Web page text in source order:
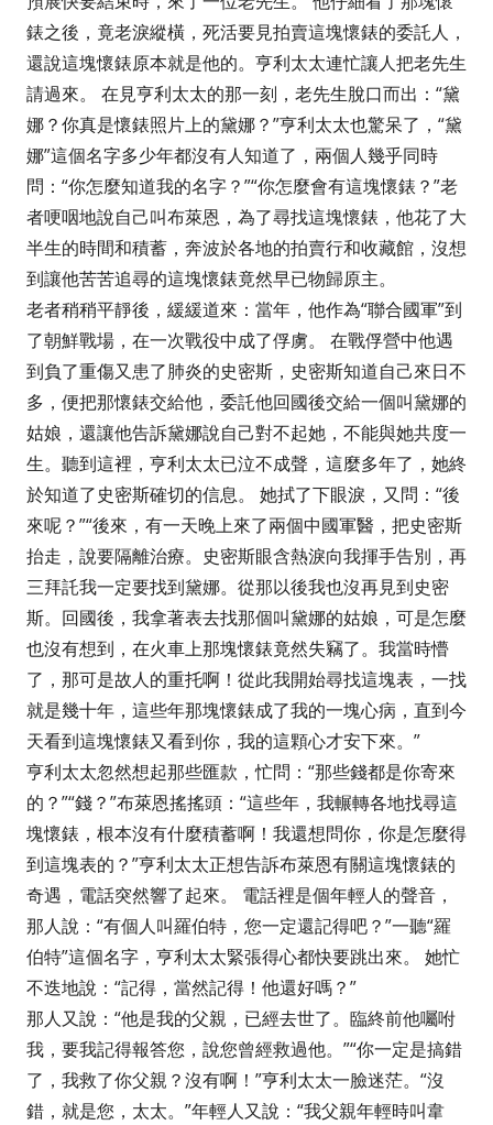
錶之後，竟老淚縱橫，死活要見拍賣這塊懷錶的委託人，
還說這塊懷錶原本就是他的。亨利太太連忙讓人把老先生
請過來。 在見亨利太太的那一刻，老先生脫口而出：“黛
娜？你真是懷錶照片上的黛娜？”亨利太太也驚呆了，“黛
娜”這個名字多少年都沒有人知道了，兩個人幾乎同時
問：“你怎麼知道我的名字？”“你怎麼會有這塊懷錶？”老
者哽咽地說自己叫布萊恩，為了尋找這塊懷錶，他花了大
半生的時間和積蓄，奔波於各地的拍賣行和收藏館，沒想
到讓他苦苦追尋的這塊懷錶竟然早已物歸原主。
老者稍稍平靜後，緩緩道來：當年，他作為“聯合國軍”到
了朝鮮戰場，在一次戰役中成了俘虜。 在戰俘營中他遇
到負了重傷又患了肺炎的史密斯，史密斯知道自己來日不
多，便把那懷錶交給他，委託他回國後交給一個叫黛娜的
姑娘，還讓他告訴黛娜說自己對不起她，不能與她共度一
生。聽到這裡，亨利太太已泣不成聲，這麼多年了，她終
於知道了史密斯確切的信息。 她拭了下眼淚，又問：“後
來呢？”“後來，有一天晚上來了兩個中國軍醫，把史密斯
抬走，說要隔離治療。史密斯眼含熱淚向我揮手告別，再
三拜託我一定要找到黛娜。從那以後我也沒再見到史密
斯。回國後，我拿著表去找那個叫黛娜的姑娘，可是怎麼
也沒有想到，在火車上那塊懷錶竟然失竊了。我當時懵
了，那可是故人的重托啊！從此我開始尋找這塊表，一找
就是幾十年，這些年那塊懷錶成了我的一塊心病，直到今
天看到這塊懷錶又看到你，我的這顆心才安下來。”
亨利太太忽然想起那些匯款，忙問：“那些錢都是你寄來
的？”“錢？”布萊恩搖搖頭：“這些年，我輾轉各地找尋這
塊懷錶，根本沒有什麼積蓄啊！我還想問你，你是怎麼得
到這塊表的？”亨利太太正想告訴布萊恩有關這塊懷錶的
奇遇，電話突然響了起來。 電話裡是個年輕人的聲音，
那人說：“有個人叫羅伯特，您一定還記得吧？”一聽“羅
伯特”這個名字，亨利太太緊張得心都快要跳出來。 她忙
不迭地說：“記得，當然記得！他還好嗎？”
那人又說：“他是我的父親，已經去世了。臨終前他囑咐
我，要我記得報答您，說您曾經救過他。”“你一定是搞錯
了，我救了你父親？沒有啊！”亨利太太一臉迷茫。“沒
錯，就是您，太太。”年輕人又說：“我父親年輕時叫韋